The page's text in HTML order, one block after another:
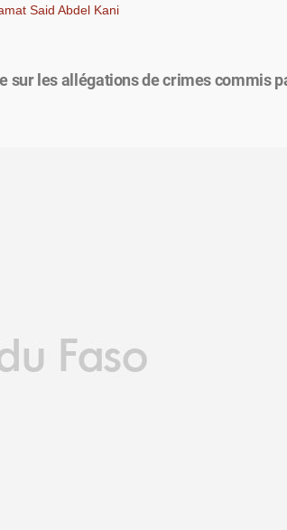
Said Abdel Kani
sur les allégations de crimes commis